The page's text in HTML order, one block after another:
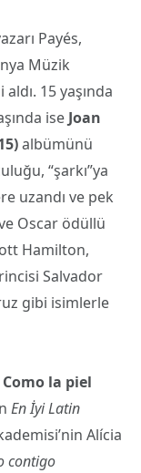
Payés,
Müzik
15 yaşında
ise Joan
albümünü
“şarkı”ya
uzandı ve pek
Oscar ödüllü
Hamilton,
Salvador
gibi isimlerle
Como la piel
En İyi Latin
Alícia
contigo